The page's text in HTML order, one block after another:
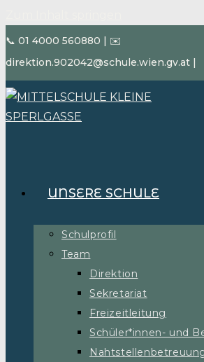
📞 01 4000 560880 | ✉️
direktion.902042@schule.wien.gv.at |
UNSERE SCHULE
Schulprofil
Team
Direktion
Sekretariat
Freizeitleitung
Schüler*innen- und